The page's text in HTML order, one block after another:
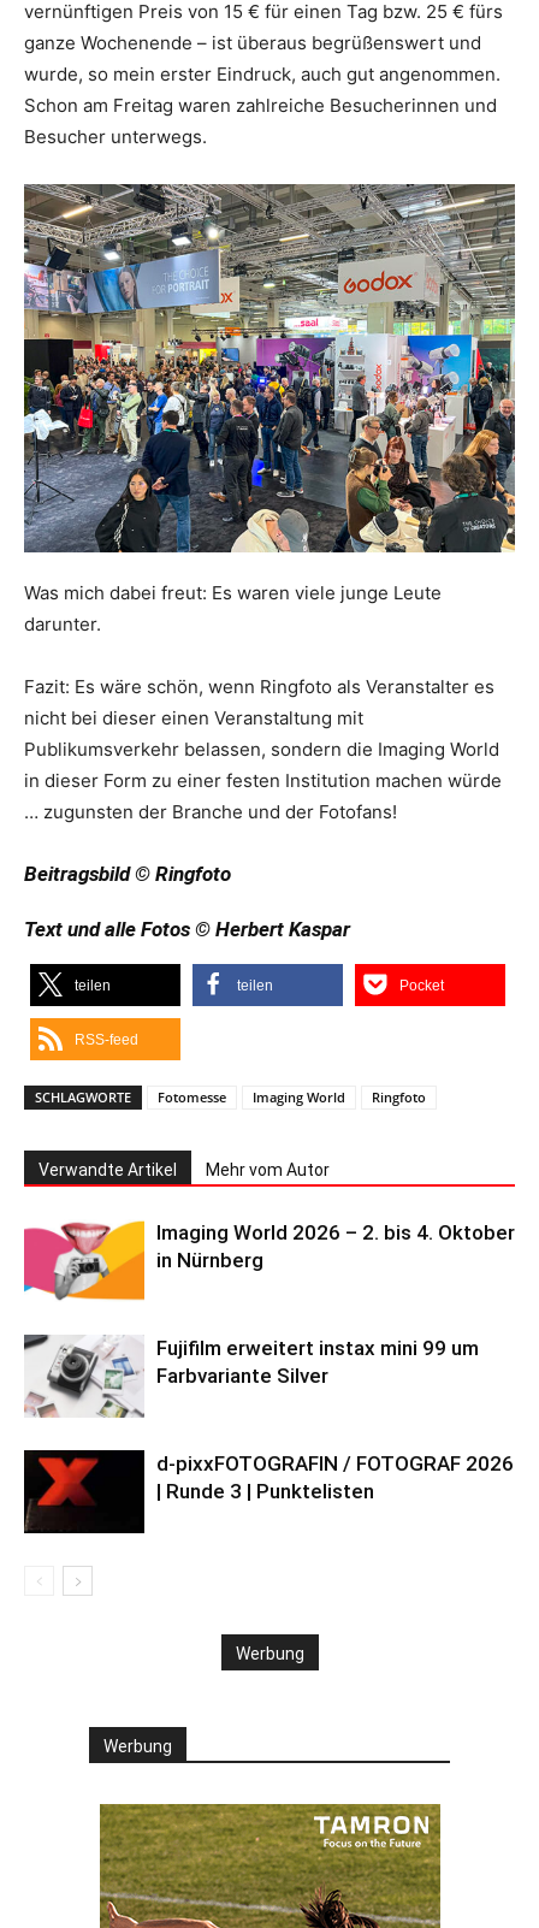
vernünftigen Preis von 15 € für einen Tag bzw. 25 € fürs
ganze Wochenende – ist überaus begrüßenswert und
wurde, so mein erster Eindruck, auch gut angenommen.
Schon am Freitag waren zahlreiche Besucherinnen und
Besucher unterwegs.
Was mich dabei freut: Es waren viele junge Leute
darunter.
Fazit: Es wäre schön, wenn Ringfoto als Veranstalter es
nicht bei dieser einen Veranstaltung mit
Publikumsverkehr belassen, sondern die Imaging World
in dieser Form zu einer festen Institution machen würde
… zugunsten der Branche und der Fotofans!
Beitragsbild © Ringfoto
Text und alle Fotos © Herbert Kaspar
teilen teilen Pocket
RSS-feed
SCHLAGWORTE Fotomesse Imaging World Ringfoto
Verwandte Artikel Mehr vom Autor
Imaging World 2026 – 2. bis 4. Oktober
in Nürnberg
Fujifilm erweitert instax mini 99 um
Farbvariante Silver
d-pixxFOTOGRAFIN / FOTOGRAF 2026
| Runde 3 | Punktelisten
Werbung
Werbung